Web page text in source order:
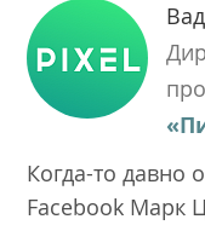
Когда-то давно
Facebook Марк